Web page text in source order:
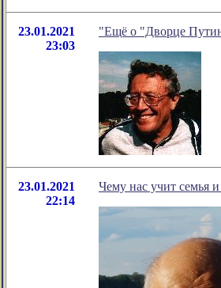
23.01.2021
23:03
"Ещё о "Дворце
23.01.2021
22:14
Чему нас учит семья